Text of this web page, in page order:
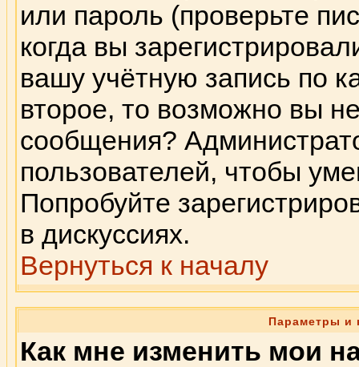
или пароль (проверьте
когда вы
вашу учётную запись по
второе, то возможно вы
сообщения?
пользователей, чтобы
Попробуйте
в дискуссиях.
Вернуться к началу
Параметры и
Как мне изменить мои